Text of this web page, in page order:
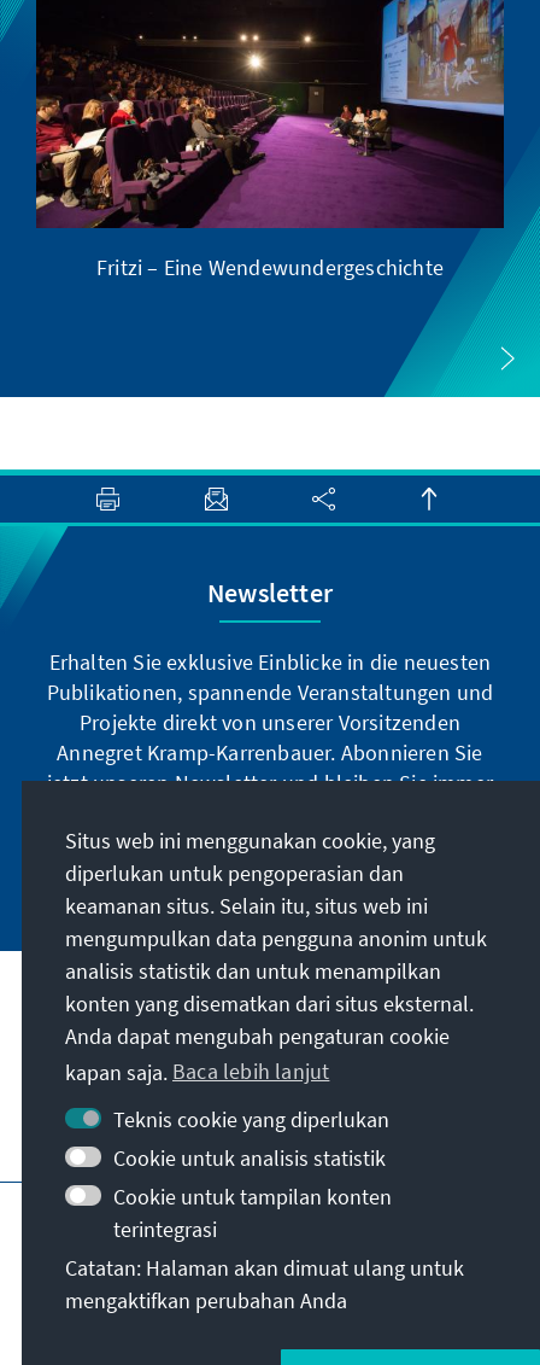
Fritzi – Eine Wendewundergeschichte
Newsletter
Erhalten Sie exklusive Einblicke in die neuesten
Publikationen, spannende Veranstaltungen und
Projekte direkt von unserer Vorsitzenden
Annegret Kramp-Karrenbauer. Abonnieren Sie
jetzt unseren Newsletter und bleiben Sie immer
Jetzt abonnieren
Misi kami
Kontak
Penawaran lebih lanjut dari yayasan
Jejak Kebijakan privasi
Syarat penggunaan
Erklärung zur Barrierefreiheit
Peta situs
© Konrad-Adenauer-Stiftung e.V. 2026
Situs web ini menggunakan cookie, yang
diperlukan untuk pengoperasian dan
keamanan situs. Selain itu, situs web ini
mengumpulkan data pengguna anonim untuk
analisis statistik dan untuk menampilkan
konten yang disematkan dari situs eksternal.
Anda dapat mengubah pengaturan cookie
kapan saja. Baca lebih lanjut
Teknis cookie yang diperlukan
Cookie untuk analisis statistik
Cookie untuk tampilan konten
terintegrasi
Catatan: Halaman akan dimuat ulang untuk
mengaktifkan perubahan Anda